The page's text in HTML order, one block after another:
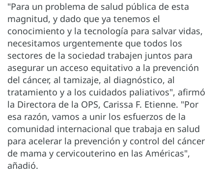
"Para un problema de salud pública de esta
magnitud, y dado que ya tenemos el
conocimiento y la tecnología para salvar vidas,
necesitamos urgentemente que todos los
sectores de la sociedad trabajen juntos para
asegurar un acceso equitativo a la prevención
del cáncer, al tamizaje, al diagnóstico, al
tratamiento y a los cuidados paliativos", afirmó
la Directora de la OPS, Carissa F. Etienne. "Por
esa razón, vamos a unir los esfuerzos de la
comunidad internacional que trabaja en salud
para acelerar la prevención y control del cáncer
de mama y cervicouterino en las Américas",
añadió.